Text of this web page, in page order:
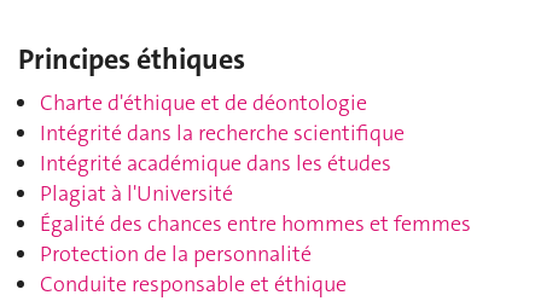
Principes éthiques
Charte d'éthique et de déontologie
Intégrité dans la recherche scientifique
Intégrité académique dans les études
Plagiat à l'Université
Égalité des chances entre hommes et femmes
Protection de la personnalité
Conduite responsable et éthique